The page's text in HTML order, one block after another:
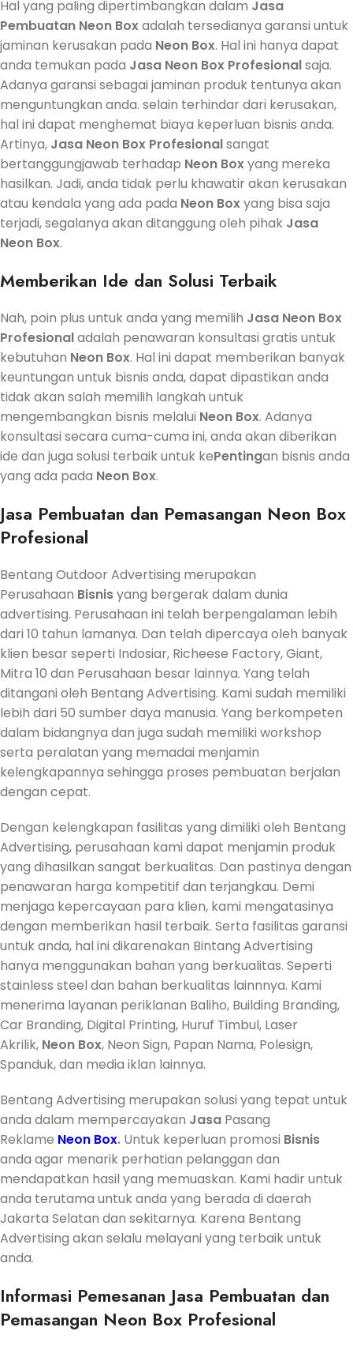
Hal yang paling dipertimbangkan dalam Jasa
Pembuatan Neon Boxadalah tersedianya garansi untuk
jaminan kerusakan pada Neon Box. Hal ini hanya dapat
anda temukan pada Jasa Neon Box Profesionalsaja.
Adanya garansi sebagai jaminan produk tentunya akan
menguntungkan anda. selain terhindar dari kerusakan,
hal ini dapat menghemat biaya keperluan bisnis anda.
Artinya, Jasa Neon Box Profesionalsangat
bertanggungjawab terhadap Neon Boxyang mereka
hasilkan. Jadi, anda tidak perlu khawatir akan kerusakan
atau kendala yang ada pada Neon Boxyang bisa saja
terjadi, segalanya akan ditanggung oleh pihak Jasa
Neon Box.
Memberikan Ide dan Solusi Terbaik
Nah, poin plus untuk anda yang memilih Jasa Neon Box
Profesionaladalah penawaran konsultasi gratis untuk
kebutuhan Neon Box. Hal ini dapat memberikan banyak
keuntungan untuk bisnis anda, dapat dipastikan anda
tidak akan salah memilih langkah untuk
mengembangkan bisnis melalui Neon Box. Adanya
konsultasi secara cuma-cuma ini, anda akan diberikan
ide dan juga solusi terbaik untuk kePentingan bisnis anda
yang ada pada Neon Box.
Jasa Pembuatan dan Pemasangan Neon Box
Profesional
Bentang Outdoor Advertising merupakan
Perusahaan Bisnisyang bergerak dalam dunia
advertising. Perusahaan ini telah berpengalaman lebih
dari 10 tahun lamanya. Dan telah dipercaya oleh banyak
klien besar seperti Indosiar, Richeese Factory, Giant,
Mitra 10 dan Perusahaan besar lainnya. Yang telah
ditangani oleh Bentang Advertising. Kami sudah memiliki
lebih dari 50 sumber daya manusia. Yang berkompeten
dalam bidangnya dan juga sudah memiliki workshop
serta peralatan yang memadai menjamin
kelengkapannya sehingga proses pembuatan berjalan
dengan cepat.
Dengan kelengkapan fasilitas yang dimiliki oleh Bentang
Advertising, perusahaan kami dapat menjamin produk
yang dihasilkan sangat berkualitas. Dan pastinya dengan
penawaran harga kompetitif dan terjangkau. Demi
menjaga kepercayaan para klien, kami mengatasinya
dengan memberikan hasil terbaik. Serta fasilitas garansi
untuk anda, hal ini dikarenakan Bintang Advertising
hanya menggunakan bahan yang berkualitas. Seperti
stainless steel dan bahan berkualitas lainnnya. Kami
menerima layanan periklanan Baliho, Building Branding,
Car Branding, Digital Printing, Huruf Timbul, Laser
Akrilik, Neon Box, Neon Sign, Papan Nama, Polesign,
Spanduk, dan media iklan lainnya.
Bentang Advertising merupakan solusi yang tepat untuk
anda dalam mempercayakan Jasa Pasang
Reklame Neon Box. Untuk keperluan promosi Bisnis
anda agar menarik perhatian pelanggan dan
mendapatkan hasil yang memuaskan. Kami hadir untuk
anda terutama untuk anda yang berada di daerah
Jakarta Selatan dan sekitarnya. Karena Bentang
Advertising akan selalu melayani yang terbaik untuk
anda.
Informasi Pemesanan Jasa Pembuatan dan
Pemasangan Neon Box Profesional